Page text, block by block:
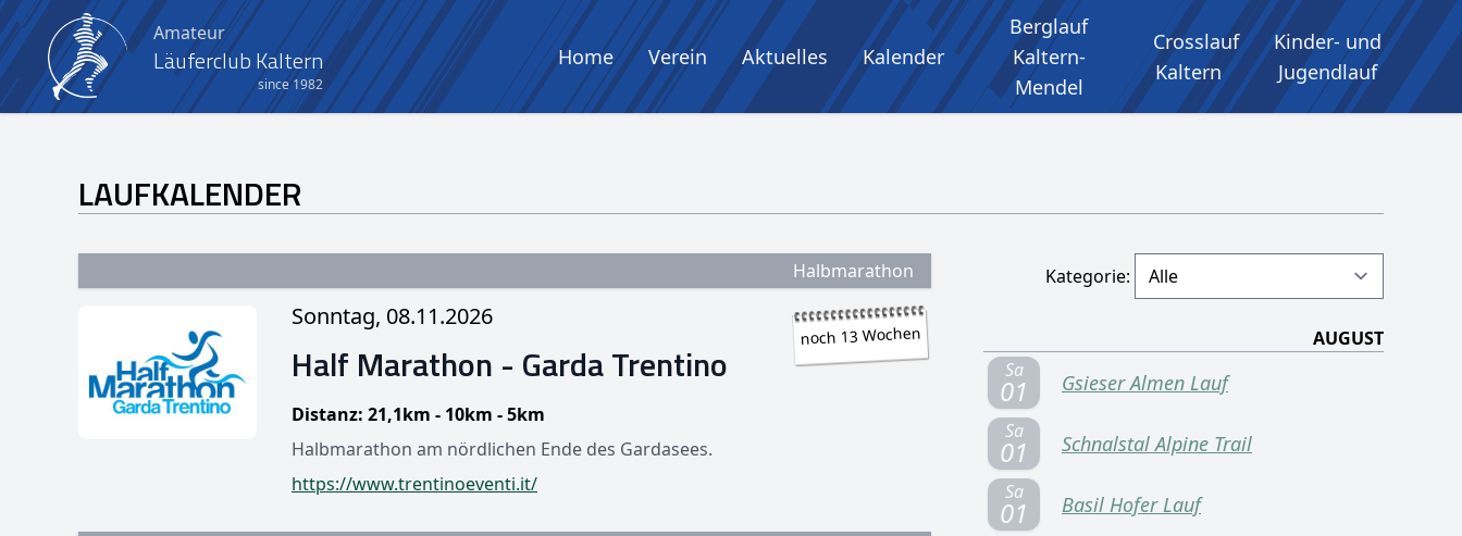
Amateur
Läuferclub Kaltern
since 1982
Home Verein Aktuelles Kalender
Berglauf
Kaltern-
Mendel
Crosslauf
Kaltern
Kinder- und
Jugendlauf
LAUFKALENDER
Halbmarathon
noch 13 Wochen
Sonntag, 08.11.2026
Half Marathon - Garda Trentino
Distanz: 21,1km - 10km - 5km
Halbmarathon am nördlichen Ende des Gardasees.
https://www.trentinoeventi.it/
Kategorie:
AUGUST
Sa
01 Gsieser Almen Lauf
Sa
01 Schnalstal Alpine Trail
Sa
01 Basil Hofer Lauf